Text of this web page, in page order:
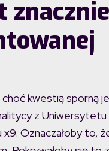
kwestią sporną
z
Oznaczałoby to,